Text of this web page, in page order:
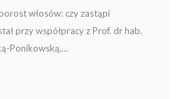
włosów: czy zastąpi
przy współpracy z Prof. dr hab.
Ponikowską,...